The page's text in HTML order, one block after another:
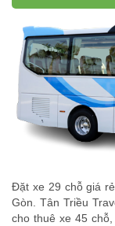
Đặt xe 29 chỗ giá
Gòn. Tân Triều
cho thuê xe 45